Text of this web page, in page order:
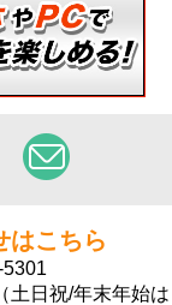
はこちら
土日祝/年末年始は